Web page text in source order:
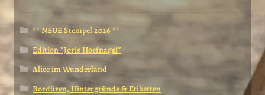
** NEUE Stempel 2026 **
Edition *Joris Hoefnagel*
Alice im Wunderland
Bordüren, Hintergründe & Etiketten